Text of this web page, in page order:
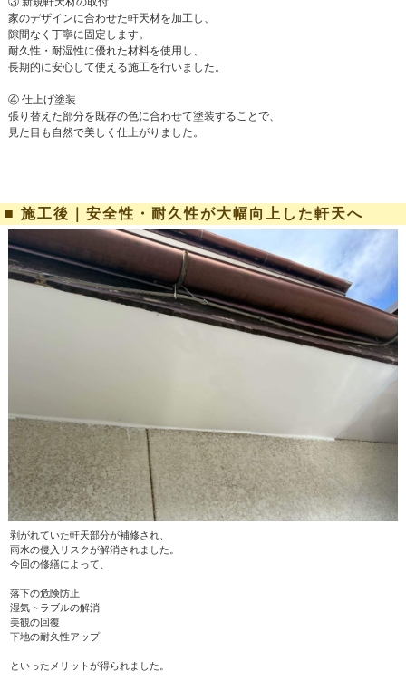
家のデザインに合わせた軒天材を加工し、
隙間なく丁寧に固定します。
耐久性・耐湿性に優れた材料を使用し、
長期的に安心して使える施工を行いました。
④ 仕上げ塗装
張り替えた部分を既存の色に合わせて塗装することで、
見た目も自然で美しく仕上がりました。
■ 施工後｜安全性・耐久性が大幅向上した軒天へ
剥がれていた軒天部分が補修され、
雨水の侵入リスクが解消されました。
今回の修繕によって、
落下の危険防止
湿気トラブルの解消
美観の回復
下地の耐久性アップ
といったメリットが得られました。